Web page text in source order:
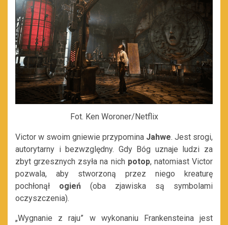
Fot. Ken Woroner/Netflix
Victor w swoim gniewie przypomina Jahwe. Jest srogi,
autorytarny i bezwzględny. Gdy Bóg uznaje ludzi za
zbyt grzesznych zsyła na nich potop, natomiast Victor
pozwala, aby stworzoną przez niego kreaturę
pochłonął ogień (oba zjawiska są symbolami
oczyszczenia).
„Wygnanie z raju” w wykonaniu Frankensteina jest